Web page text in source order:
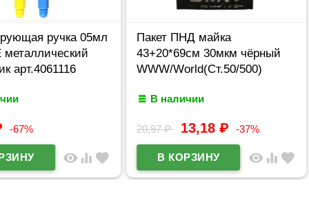
ручка 05мл
металлический
арт.4061116
-67%
visibility equalizer favorite
Пакет ПНД майка
43+20*69см 30мкм чёрный
WWW/World(Ст.50/500)
В наличии
20,97₽ 13,18₽ -37%
visibility equalizer favorite